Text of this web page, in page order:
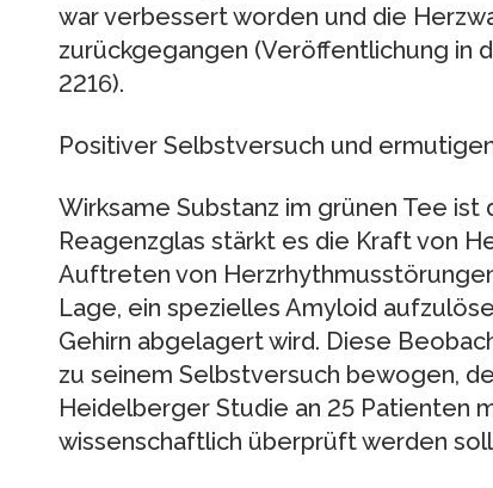
war verbessert worden und die
zurückgegangen (Veröffentlichung in
2216).
Positiver Selbstversuch und
Wirksame Substanz im grünen Tee ist
Reagenzglas stärkt es die Kraft von
Auftreten von
Lage, ein spezielles Amyloid
Gehirn abgelagert wird. Diese
zu seinem Selbstversuch bewogen,
Heidelberger Studie an 25 Patienten
wissenschaftlich überprüft werden